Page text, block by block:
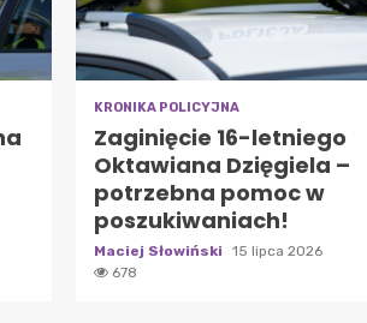
KRONIKA POLICYJNA
Zaginięcie 16-letniego
Oktawiana Dzięgiela –
potrzebna pomoc w
poszukiwaniach!
Maciej Słowiński
15 lipca 2026
678